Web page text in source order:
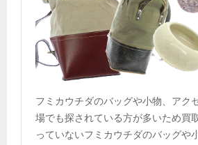
フミカウチダのバッグや小物、アク
場でも探されている方が多いため買
っていないフミカウチダのバッグや